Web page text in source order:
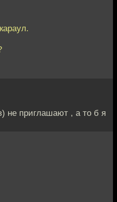
не приглашают , а то б я